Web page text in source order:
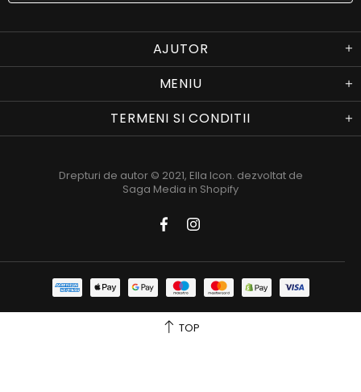
AJUTOR
MENIU
TERMENI SI CONDITII
Drepturi de autor © 2021, Ella Icon. dezvoltat de
Saga Media in Shopify
TOP